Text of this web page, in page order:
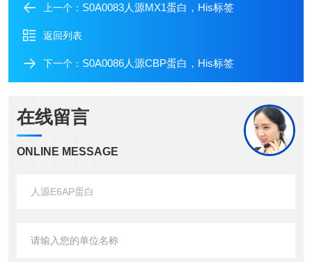
上一个： S0A0083人源MX1蛋白，His标签
返回列表
下一个： S0A0086人源CBP蛋白，His标签
在线留言
ONLINE MESSAGE